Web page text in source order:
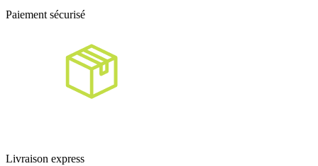
Paiement sécurisé
Livraison express